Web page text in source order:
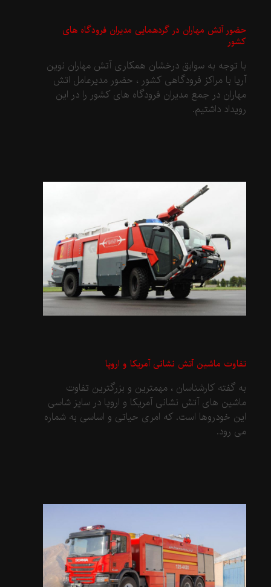
حضور آتش مهاران در گردهمایی مدیران فرودگاه های
کشور
با توجه به سوابق درخشان همکاری آتش مهاران نوین
آریا با مراکز فرودگاهی کشور ، حضور مدیرعامل اتش
مهاران در جمع مدیران فرودگاه های کشور را در این
رویداد داشتیم.
تفاوت ماشین آتش نشانی آمریکا و اروپا
به گفته کارشناسان ، مهمترین و بزرگترین تفاوت
ماشین های آتش نشانی آمریکا و اروپا در سایز شاسی
این خودروها است. که امری حیاتی و اساسی به شماره
می رود.